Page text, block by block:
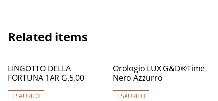
Related items
LINGOTTO DELLA
FORTUNA 1AR G.5,00
ESAURITO
Orologio LUX G&D®️Time
Nero Azzurro
ESAURITO